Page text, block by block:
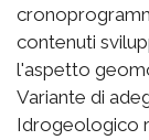
contenuti
l'aspetto
Variante di
Idrogeologico